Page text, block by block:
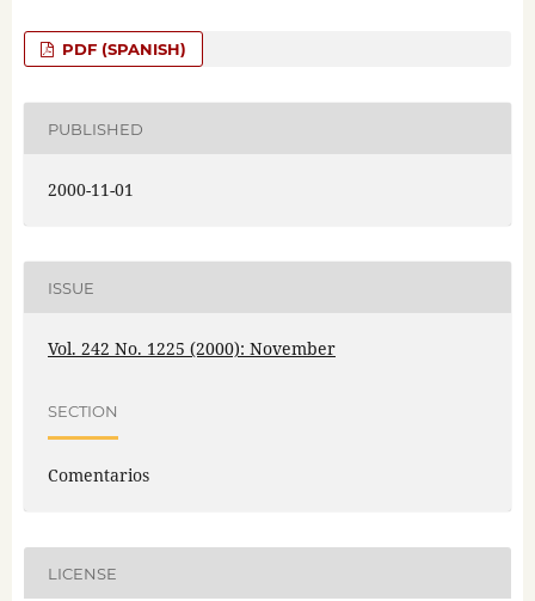
PDF (SPANISH)
PUBLISHED
2000-11-01
ISSUE
Vol. 242 No. 1225 (2000): November
SECTION
Comentarios
LICENSE